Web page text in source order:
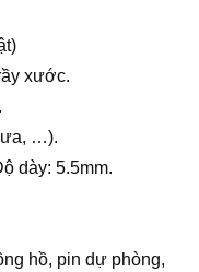
xước.
…).
dày: 5.5mm.
hồ, pin dự phòng,